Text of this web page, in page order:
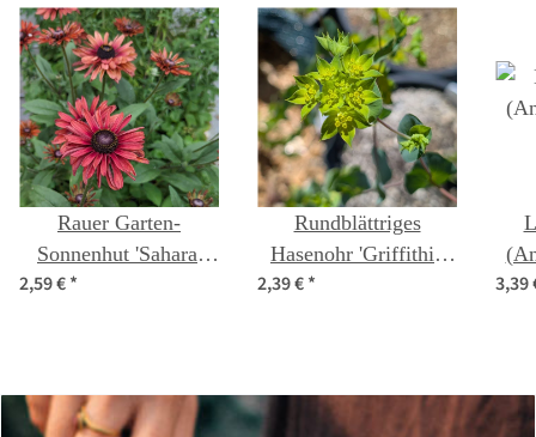
Rauer Garten-
Sonnenhut 'Sahara'
(Rudbeckia hirta)
2,59 €*
Rundblättriges
Hasenohr 'Griffithii'
(Bupleurum
2,39 €* 3,39